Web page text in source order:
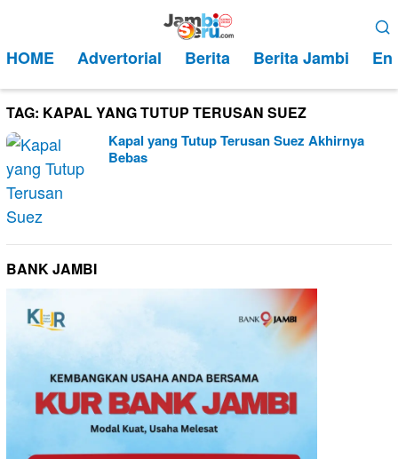
kontenMobile
HOME Advertorial Berita Berita Jambi
TAG: KAPAL YANG TUTUP TERUSAN SUEZ
Kapal yang Tutup Terusan Suez Akhirnya
Bebas
BANK JAMBI